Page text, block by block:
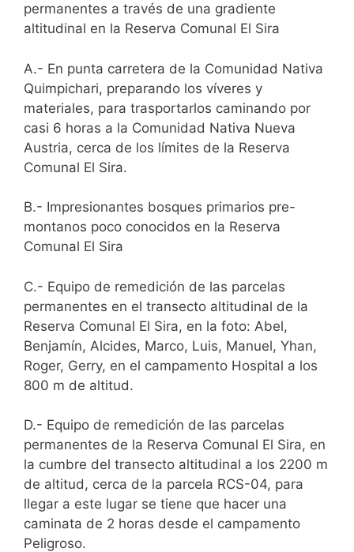
permanentes a través de una gradiente
altitudinal en la Reserva Comunal El Sira
A.- En punta carretera de la Comunidad Nativa
Quimpichari, preparando los víveres y
materiales, para trasportarlos caminando por
casi 6 horas a la Comunidad Nativa Nueva
Austria, cerca de los límites de la Reserva
Comunal El Sira.
B.- Impresionantes bosques primarios pre-
montanos poco conocidos en la Reserva
Comunal El Sira
C.- Equipo de remedición de las parcelas
permanentes en el transecto altitudinal de la
Reserva Comunal El Sira, en la foto: Abel,
Benjamín, Alcides, Marco, Luis, Manuel, Yhan,
Roger, Gerry, en el campamento Hospital a los
800 m de altitud.
D.- Equipo de remedición de las parcelas
permanentes de la Reserva Comunal El Sira, en
la cumbre del transecto altitudinal a los 2200 m
de altitud, cerca de la parcela RCS-04, para
llegar a este lugar se tiene que hacer una
caminata de 2 horas desde el campamento
Peligroso.